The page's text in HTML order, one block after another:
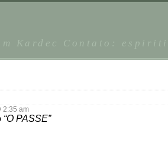
Kardec Contato:
2:35 am
“O PASSE”